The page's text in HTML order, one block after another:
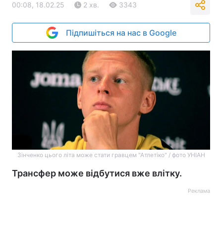
00:08, 18.02.25 2 хв. 3343
Підпишіться на нас в Google
Зінченко цього літа може стати гравцем "Атлетіко" / фото УНІАН
Трансфер може відбутися вже влітку.
Реклама